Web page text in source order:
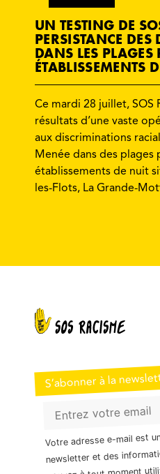
UN TESTING DE
PERSISTANCE
DANS LES PLAGES
ÉTABLISSEMENTS
Ce mardi 28 juillet, SOS
résultats d’une vaste
aux discriminations
Menée dans des plages
établissements de nuit
les-Flots, La Grande-
S’abonner à la
Votre adresse e-mail est
newsletter et des
pouvez à tout moment